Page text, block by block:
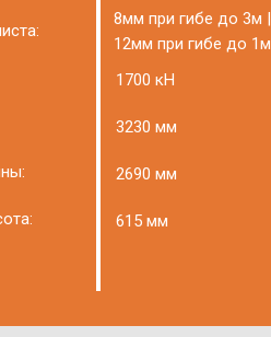
8мм при гибе до 3м |
12мм при гибе до 1м
1700 кН
3230 мм
2690 мм
615 мм